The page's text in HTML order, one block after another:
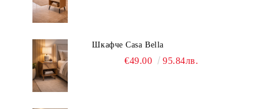
Шкафче Casa Bella
€49.00 95.84лв.